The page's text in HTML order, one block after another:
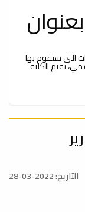
التي ستقوم بها
تقيم الكلية
إقامة ورشة عملالتاريخ: 2022-03-28